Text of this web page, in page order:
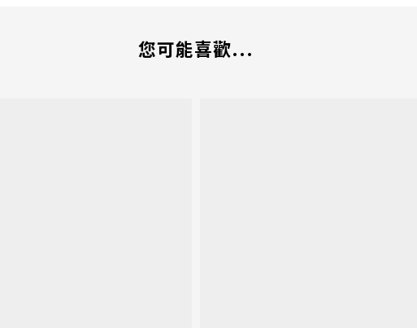
您可能喜歡...